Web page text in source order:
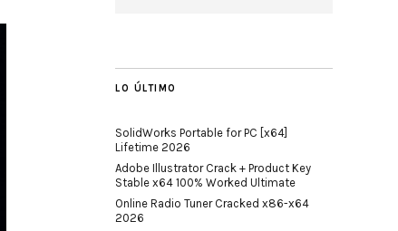
LO ÚLTIMO
SolidWorks Portable for PC [x64]
Lifetime 2026
Adobe Illustrator Crack + Product Key
Stable x64 100% Worked Ultimate
Online Radio Tuner Cracked x86-x64
2026